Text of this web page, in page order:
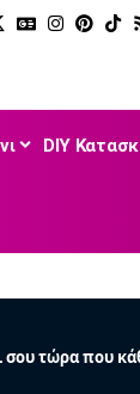
DIY
τώρα που